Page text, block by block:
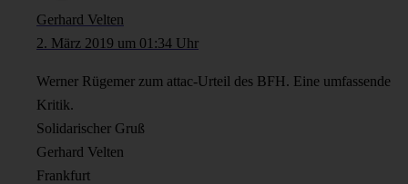
Gerhard Velten
2. März 2019 um 01:34 Uhr
Werner Rügemer zum attac-Urteil des BFH. Eine umfassende
Kritik.
Solidarischer Gruß
Gerhard Velten
Frankfurt